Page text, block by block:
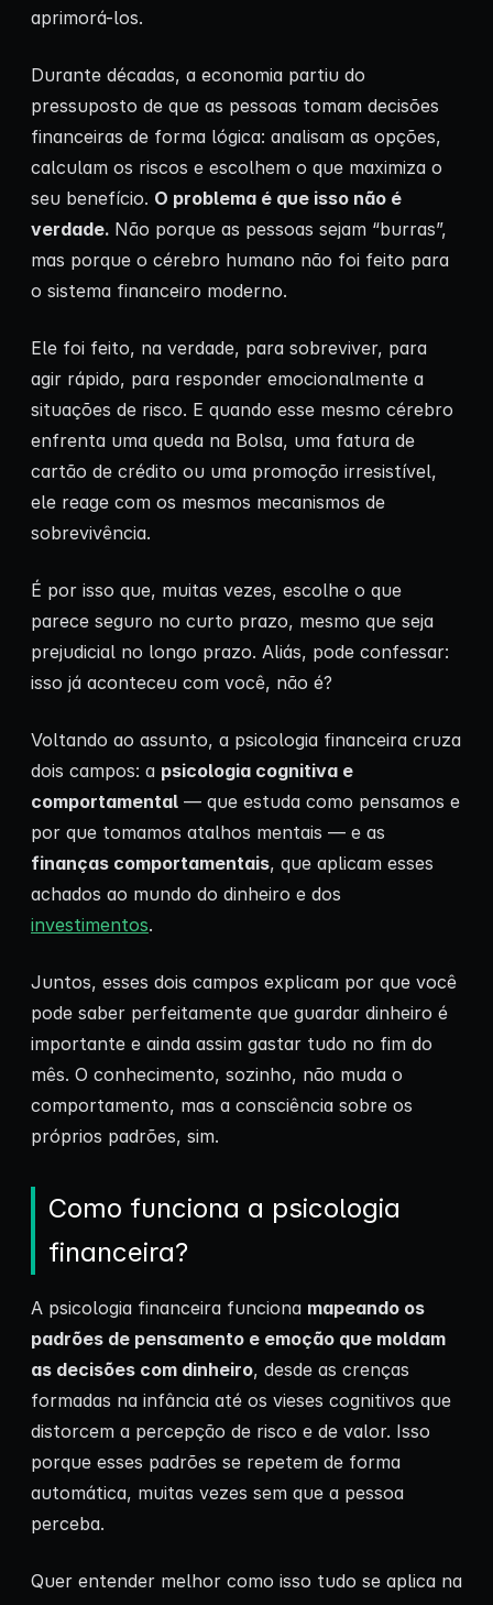
aprimorá-los.
Durante décadas, a economia partiu do
pressuposto de que as pessoas tomam decisões
financeiras de forma lógica: analisam as opções,
calculam os riscos e escolhem o que maximiza o
seu benefício. O problema é que isso não é
verdade. Não porque as pessoas sejam “burras”,
mas porque o cérebro humano não foi feito para
o sistema financeiro moderno.
Ele foi feito, na verdade, para sobreviver, para
agir rápido, para responder emocionalmente a
situações de risco. E quando esse mesmo cérebro
enfrenta uma queda na Bolsa, uma fatura de
cartão de crédito ou uma promoção irresistível,
ele reage com os mesmos mecanismos de
sobrevivência.
É por isso que, muitas vezes, escolhe o que
parece seguro no curto prazo, mesmo que seja
prejudicial no longo prazo. Aliás, pode confessar:
isso já aconteceu com você, não é?
Voltando ao assunto, a psicologia financeira cruza
dois campos: a psicologia cognitiva e
comportamental — que estuda como pensamos e
por que tomamos atalhos mentais — e as
finanças comportamentais, que aplicam esses
achados ao mundo do dinheiro e dos
investimentos.
Juntos, esses dois campos explicam por que você
pode saber perfeitamente que guardar dinheiro é
importante e ainda assim gastar tudo no fim do
mês. O conhecimento, sozinho, não muda o
comportamento, mas a consciência sobre os
próprios padrões, sim.
Como funciona a psicologia
financeira?
A psicologia financeira funciona mapeando os
padrões de pensamento e emoção que moldam
as decisões com dinheiro, desde as crenças
formadas na infância até os vieses cognitivos que
distorcem a percepção de risco e de valor. Isso
porque esses padrões se repetem de forma
automática, muitas vezes sem que a pessoa
perceba.
Quer entender melhor como isso tudo se aplica na